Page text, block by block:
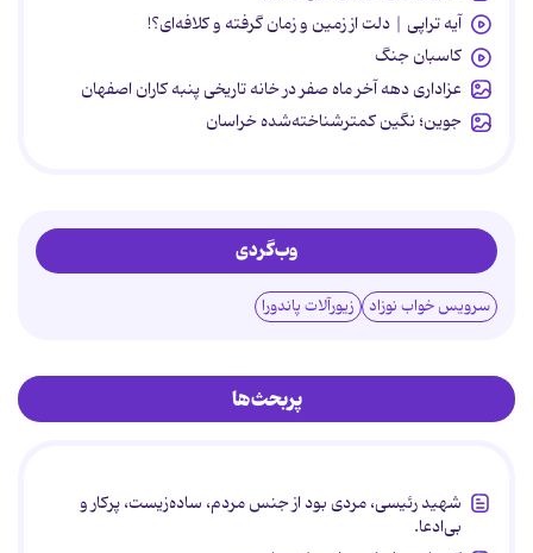
آیه تراپی | دلت از زمین و زمان گرفته و کلافه‌ای؟!
کاسبان جنگ
عزاداری دهه آخر ماه صفر در خانه تاریخی پنبه کاران اصفهان
جوین؛ نگین کمترشناخته‌شده خراسان
وب‌گردی
سرویس خواب نوزاد زیورآلات پاندورا
پربحث‌ها
شهید رئیسی، مردی بود از جنس مردم، ساده‌زیست، پرکار و
بی‌ادعا.